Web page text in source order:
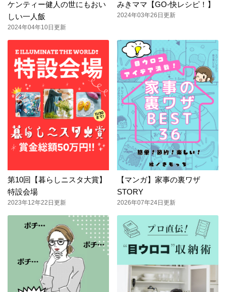
ケンティー健人の世にもおい
しい一人飯
2024年04年10日更新
みきママ【GO-快レシピ！】
2024年03年26日更新
第10回【暮らしニスタ大賞】
特設会場
2023年12年22日更新
【マンガ】家事の裏ワザ
STORY
2026年07年24日更新